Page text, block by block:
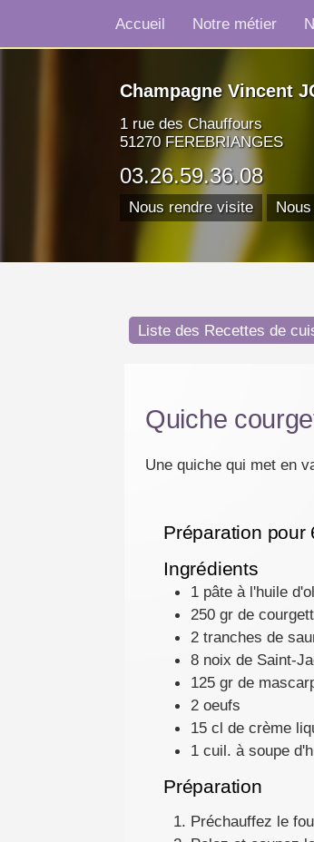
Champagne Vincent
1 rue des Chauffours
51270 FEREBRIANGES
03.26.59.36.08
Nous rendre visite
Liste des Recettes de
Quiche
Une quiche qui met en
Préparation pour
Ingrédients
1 pâte à l'huile
250 gr de
2 tranches de
8 noix de Saint-
125 gr de
2 oeufs
15 cl de crème
1 cuil. à soupe
Préparation
Préchauffez le
Accueil Notre métier